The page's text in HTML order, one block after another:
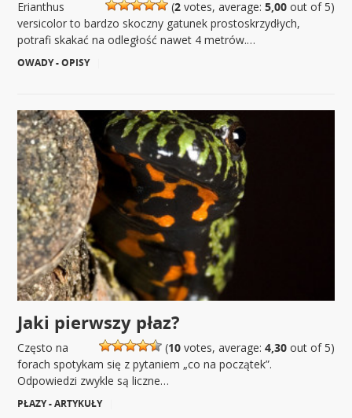
(2votes, average: 5,00out of 5)
Erianthus
versicolor to bardzo skoczny gatunek prostoskrzydłych,
potrafi skakać na odległość nawet 4 metrów.…
OWADY - OPISY
Jaki pierwszy płaz?
(10votes, average: 4,30out of 5)
Często na
forach spotykam się z pytaniem „co na początek”.
Odpowiedzi zwykle są liczne…
PŁAZY - ARTYKUŁY